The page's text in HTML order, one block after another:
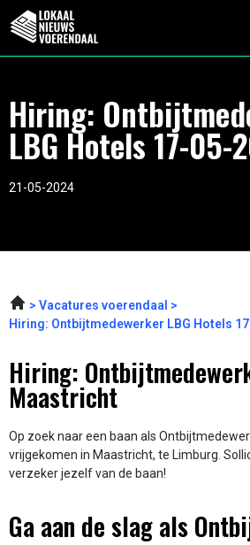
Hiring:
LBG Hotels 17-05-
21-05-2024
Vacatures voerendaal
Hiring: Ontbijtmedewerker LBG Hotels
Hiring:
Maastricht
Op zoek naar een baan als
vrijgekomen in Maastricht, te Limburg.
verzeker jezelf van de baan!
Ga aan de slag als